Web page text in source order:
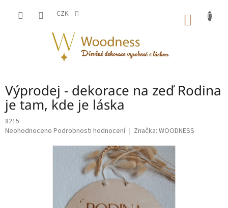
CZK
Výprodej - dekorace na zeď Rodina
je tam, kde je láska
8215
Průměrné
Neohodnoceno Podrobnosti hodnocení Značka: WOODNESS